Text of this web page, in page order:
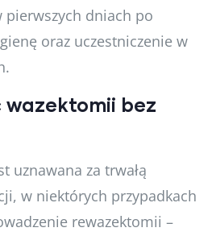
pierwszych dniach po
oraz uczestniczenie w
bez
uznawana za trwałą
w niektórych przypadkach
rewazektomii –